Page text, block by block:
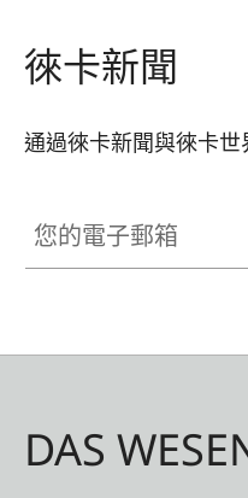
徠卡新聞
通過徠卡新聞與徠卡世
DAS